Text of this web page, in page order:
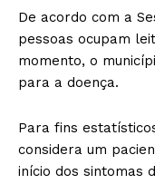
De acordo com a
pessoas ocupam
momento, o
para a doença.
Para fins
considera um
início dos sintomas